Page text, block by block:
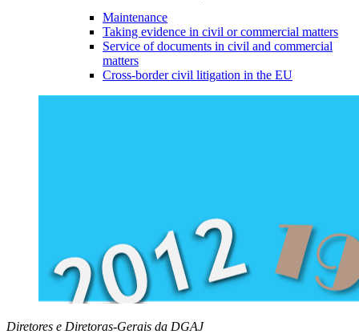
Maintenance
Taking evidence in civil or commercial matters
Service of documents in civil and commercial
matters​​
Cross-border civil litigation in the EU
Diretores e Diretoras-Gerais da DGAJ